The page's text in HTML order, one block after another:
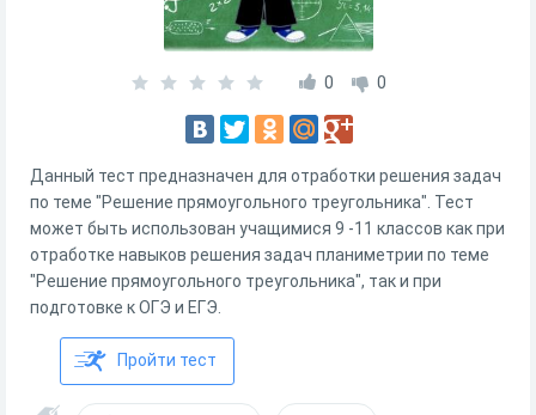
0 0
Данный тест предназначен для отработки решения задач
по теме "Решение прямоугольного треугольника". Тест
может быть использован учащимися 9 -11 классов как при
отработке навыков решения задач планиметрии по теме
"Решение прямоугольного треугольника", так и при
подготовке к ОГЭ и ЕГЭ.
Пройти тест